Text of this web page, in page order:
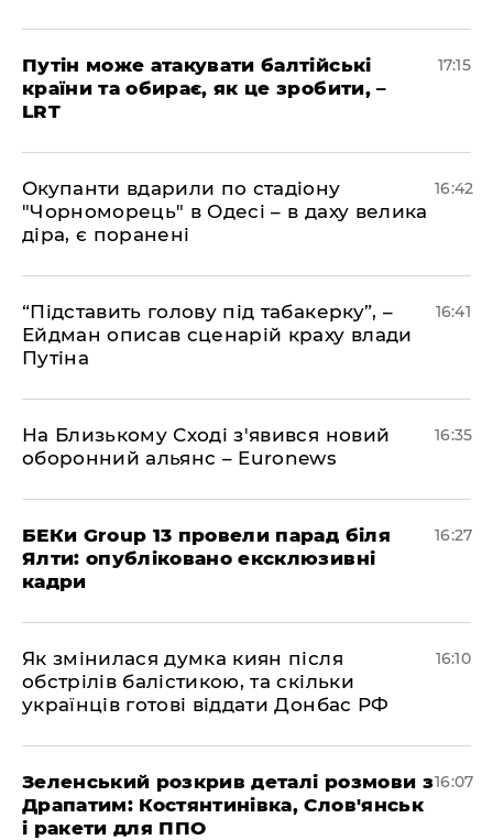
​Путін може атакувати балтійські
країни та обирає, як це зробити, –
LRT
17:15
​Окупанти вдарили по стадіону
"Чорноморець" в Одесі – в даху велика
діра, є поранені
16:42
​“Підставить голову під табакерку”, –
Ейдман описав сценарій краху влади
Путіна
16:41
На Близькому Сході з'явився новий
оборонний альянс – Euronews
16:35
БЕКи Group 13 провели парад біля
Ялти: опубліковано ексклюзивні
кадри
16:27
Як змінилася думка киян після
обстрілів балістикою, та скільки
українців готові віддати Донбас РФ
16:10
Зеленський розкрив деталі розмови з
Драпатим: Костянтинівка, Слов'янськ
і ракети для ППО
16:07